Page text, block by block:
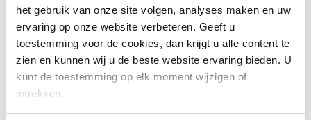
het gebruik van onze site volgen, analyses maken en uw
ervaring op onze website verbeteren. Geeft u
toestemming voor de cookies, dan krijgt u alle content te
zien en kunnen wij u de beste website ervaring bieden. U
kunt de toestemming op elk moment wijzigen of
intrekken.
warmtecapaciteit 2100 J/kgK) → goede bescherming tegen
de zomerse hitte (faseverschuiving) en koude in de winter
(Warmtegeleiding - theoretische waarde λD 0,042 W/mK)
Geproduceerd uit een duurzaam nagroeibare grondstof: hout
Bouwbiologie, ecologisch gelabeld: Made in the Black Forest